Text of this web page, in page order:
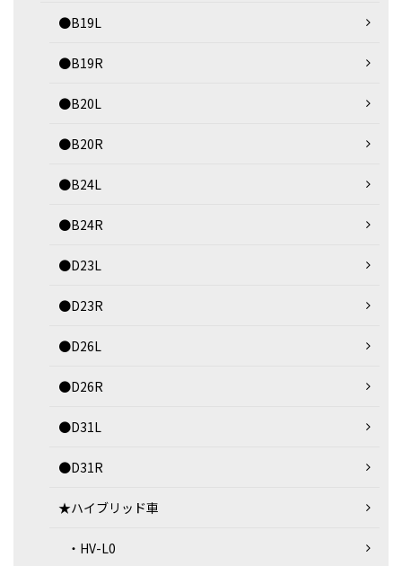
●B19L
●B19R
●B20L
●B20R
●B24L
●B24R
●D23L
●D23R
●D26L
●D26R
●D31L
●D31R
★ハイブリッド車
・HV-L0